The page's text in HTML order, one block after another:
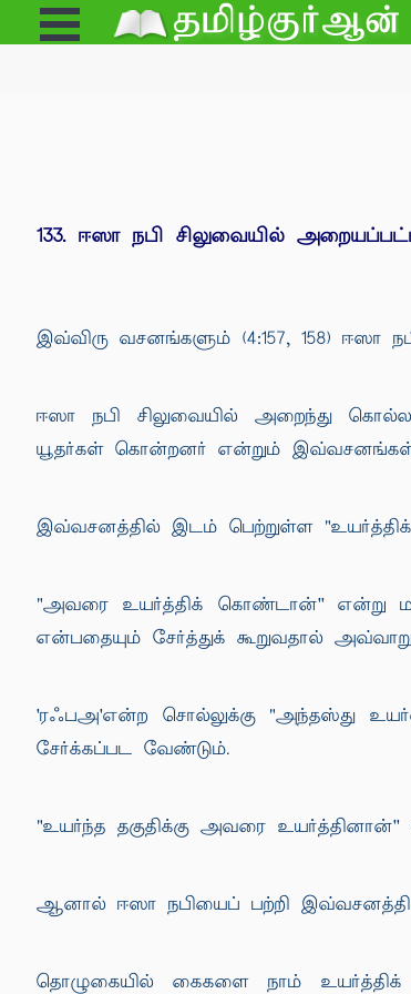
Open
Menu
133. ஈஸா நபி சிலுவையில்
இவ்விரு வசனங்களும் (4:157, 158)
ஈஸா நபி சிலுவையில் அறைந்து
யூதர்கள் கொன்றனர் என்றும் இவ்வசனங்கள்
இவ்வசனத்தில் இடம் பெற்றுள்ள
"அவரை உயர்த்திக் கொண்டான்'' என்று
என்பதையும் சேர்த்துக் கூறுவதால்
'ரஃபஅ'என்ற சொல்லுக்கு "அந்தஸ்து
சேர்க்கப்பட வேண்டும்.
"உயர்ந்த தகுதிக்கு அவரை உயர்த்தினான்''
ஆனால் ஈஸா நபியைப் பற்றி
தொழுகையில் கைகளை நாம் உயர்த்திக்